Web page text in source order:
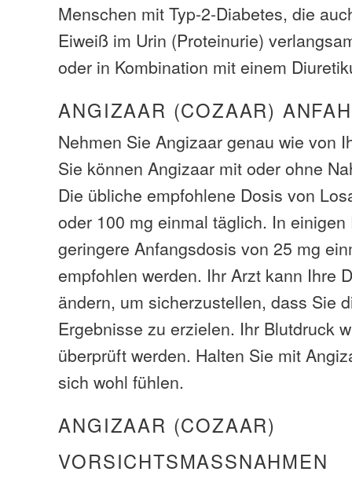
Menschen mit Typ-2-Diabetes, die
Eiweiß im Urin (Proteinurie)
oder in Kombination mit einem
ANGIZAAR (COZAAR)
Nehmen Sie Angizaar genau wie von
Sie können Angizaar mit oder ohne
Die übliche empfohlene Dosis von
oder 100 mg einmal täglich. In
geringere Anfangsdosis von 25 mg
empfohlen werden. Ihr Arzt kann Ihre
ändern, um sicherzustellen, dass Sie
Ergebnisse zu erzielen. Ihr Blutdruck
überprüft werden. Halten Sie mit
sich wohl fühlen.
ANGIZAAR (COZAAR)
VORSICHTSMASSNAHMEN